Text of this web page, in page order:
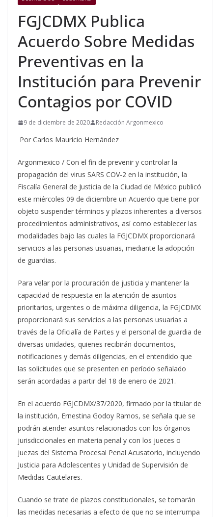
FGJCDMX Publica
Acuerdo Sobre Medidas
Preventivas en la
Institución para Prevenir
Contagios por COVID
9 de diciembre de 2020 Redacción Argonmexico
Por Carlos Mauricio Hernández
Argonmexico / Con el fin de prevenir y controlar la
propagación del virus SARS COV-2 en la institución, la
Fiscalía General de Justicia de la Ciudad de México publicó
este miércoles 09 de diciembre un Acuerdo que tiene por
objeto suspender términos y plazos inherentes a diversos
procedimientos administrativos, así como establecer las
modalidades bajo las cuales la FGJCDMX proporcionará
servicios a las personas usuarias, mediante la adopción
de guardias.
Para velar por la procuración de justicia y mantener la
capacidad de respuesta en la atención de asuntos
prioritarios, urgentes o de máxima diligencia, la FGJCDMX
proporcionará sus servicios a las personas usuarias a
través de la Oficialía de Partes y el personal de guardia de
diversas unidades, quienes recibirán documentos,
notificaciones y demás diligencias, en el entendido que
las solicitudes que se presenten en período señalado
serán acordadas a partir del 18 de enero de 2021.
En el acuerdo FGJCDMX/37/2020, firmado por la titular de
la institución, Ernestina Godoy Ramos, se señala que se
podrán atender asuntos relacionados con los órganos
jurisdiccionales en materia penal y con los jueces o
juezas del Sistema Procesal Penal Acusatorio, incluyendo
Justicia para Adolescentes y Unidad de Supervisión de
Medidas Cautelares.
Cuando se trate de plazos constitucionales, se tomarán
las medidas necesarias a efecto de que no se interrumpa